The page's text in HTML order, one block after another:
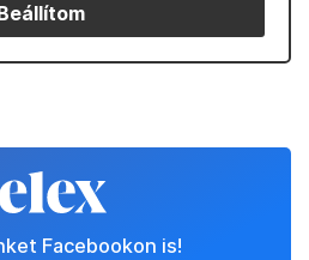
Facebookon is!